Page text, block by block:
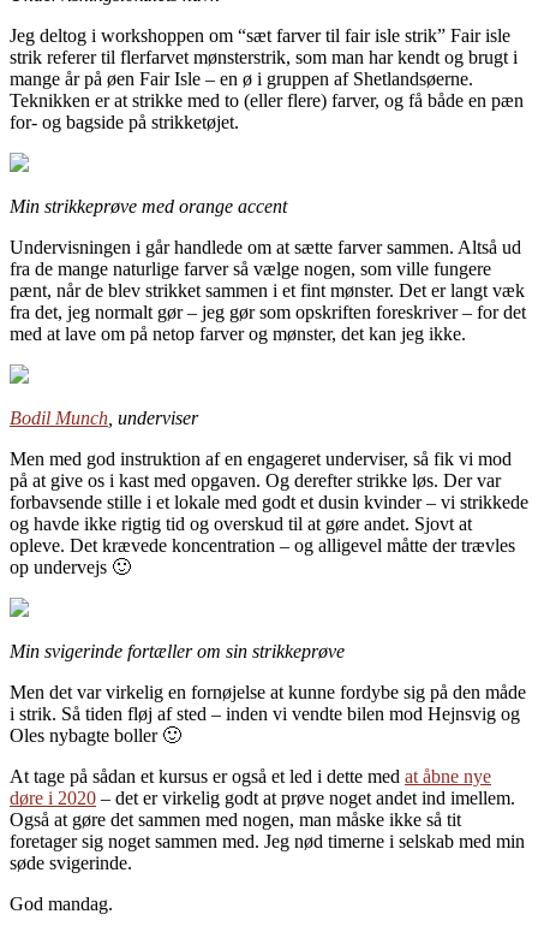
Jeg deltog i workshoppen om “sæt farver til fair isle strik” Fair isle
strik referer til flerfarvet mønsterstrik, som man har kendt og brugt i
mange år på øen Fair Isle – en ø i gruppen af Shetlandsøerne.
Teknikken er at strikke med to (eller flere) farver, og få både en pæn
for- og bagside på strikketøjet.
Min strikkeprøve med orange accent
Undervisningen i går handlede om at sætte farver sammen. Altså ud
fra de mange naturlige farver så vælge nogen, som ville fungere
pænt, når de blev strikket sammen i et fint mønster. Det er langt væk
fra det, jeg normalt gør – jeg gør som opskriften foreskriver – for det
med at lave om på netop farver og mønster, det kan jeg ikke.
Bodil Munch , underviser
Men med god instruktion af en engageret underviser, så fik vi mod
på at give os i kast med opgaven. Og derefter strikke løs. Der var
forbavsende stille i et lokale med godt et dusin kvinder – vi strikkede
og havde ikke rigtig tid og overskud til at gøre andet. Sjovt at
opleve. Det krævede koncentration – og alligevel måtte der trævles
op undervejs 🙂
Min svigerinde fortæller om sin strikkeprøve
Men det var virkelig en fornøjelse at kunne fordybe sig på den måde
i strik. Så tiden fløj af sted – inden vi vendte bilen mod Hejnsvig og
Oles nybagte boller 🙂
At tage på sådan et kursus er også et led i dette med at åbne nye
døre i 2020 – det er virkelig godt at prøve noget andet ind imellem.
Også at gøre det sammen med nogen, man måske ikke så tit
foretager sig noget sammen med. Jeg nød timerne i selskab med min
søde svigerinde.
God mandag.